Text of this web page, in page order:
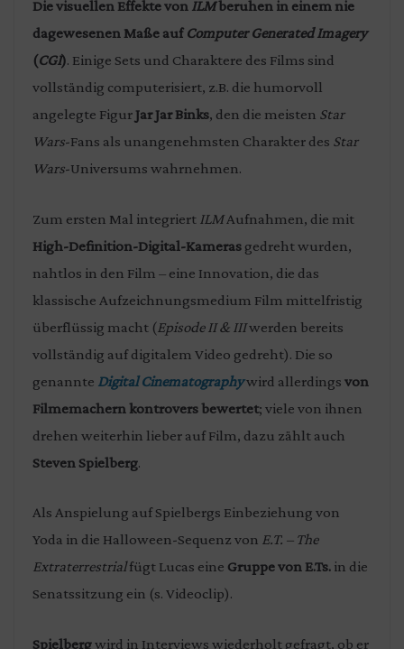
Die visuellen Effekte von ILMberuhen in einem nie
dagewesenen Maße auf Computer Generated Imagery
(CGI). Einige Sets und Charaktere des Films sind
vollständig computerisiert, z.B. die humorvoll
angelegte Figur Jar Jar Binks, den die meisten Star
Wars-Fans als unangenehmsten Charakter des Star
Wars-Universums wahrnehmen.
Zum ersten Mal integriert ILMAufnahmen, die mit
High-Definition-Digital-Kameras gedreht wurden,
nahtlos in den Film – eine Innovation, die das
klassische Aufzeichnungsmedium Film mittelfristig
überflüssig macht (Episode II & IIIwerden bereits
vollständig auf digitalem Video gedreht). Die so
genannte Digital Cinematographywird allerdings von
Filmemachern kontrovers bewertet; viele von ihnen
drehen weiterhin lieber auf Film, dazu zählt auch
Steven Spielberg.
Als Anspielung auf Spielbergs Einbeziehung von
Yoda in die Halloween-Sequenz von E.T. – The
Extraterrestrialfügt Lucas eine Gruppe von E.Ts. in die
Senatssitzung ein (s. Videoclip).
Spielbergwird in Interviews wiederholt gefragt, ob er